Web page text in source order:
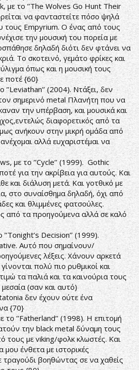
με το ’’The Wolves Go Hunt Their
να φανταστείτε πόσο ψηλά
τους Empyrium. Ο ένας από τους
την μουσική του πορεία με
δηλαδή διότι δεν φτάνει να
Το σκοτεινό, γεμάτο φρίκες και
όπως και η μουσική τους
ποτέ {60}
(2004). Ντάξει, δεν
σημερινό metal Πλανήτη που να
την υπέρβαση, και μουσικά και
διαφορετικός από τα
ανήκουν στην μικρή ομάδα από
αλλά ευχαριστέμαι να
με το ’’Cycle’’ (1999). Gothic
για την ακρίβεια για αυτούς. Και
και διάλυση μετά. Και γοτθικό με
στο συναίσθημα δηλαδή, όχι από
και θλιμμένες φατσούλες.
από τα προηγούμενα αλλά σε καλό
Decision’’ (1999).
Αυτό που σημαίνουν/
λέξεις. Χάνουν αρκετά
πολύ πιο ρυθμικοί και
τα παλιά και τα καινούρια τους
(σαν και αυτό)
δεν έχουν ούτε ένα
{70}
’’Fatherland’’ (1998). Η επιτομή
την black metal δύναμη τους
τους με viking/φολκ κλωστές. Και
ένθετα με ιστορικές
τραγούδι βοηθώντας σε να χαθείς